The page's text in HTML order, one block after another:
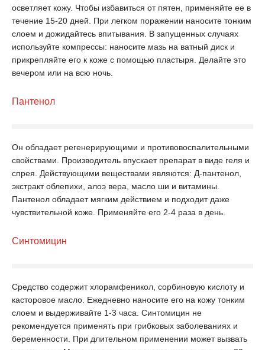
осветляет кожу. Чтобы избавиться от пятен, применяйте ее в
течение 15-20 дней. При легком поражении наносите тонким
слоем и дожидайтесь впитывания. В запущенных случаях
используйте компрессы: наносите мазь на ватный диск и
прикрепляйте его к коже с помощью пластыря. Делайте это
вечером или на всю ночь.
Пантенол
Он обладает регенерирующими и противовоспалительными
свойствами. Производитель впускает препарат в виде геля и
спрея. Действующими веществами являются: Д-пантенол,
экстракт облепихи, алоэ вера, масло ши и витамины.
Пантенол обладает мягким действием и подходит даже
чувствительной коже. Применяйте его 2-4 раза в день.
Синтомицин
Средство содержит хлорамфеникол, сорбиновую кислоту и
касторовое масло. Ежедневно наносите его на кожу тонким
слоем и выдерживайте 1-3 часа. Синтомицин не
рекомендуется применять при грибковых заболеваниях и
беременности. При длительном применении может вызвать